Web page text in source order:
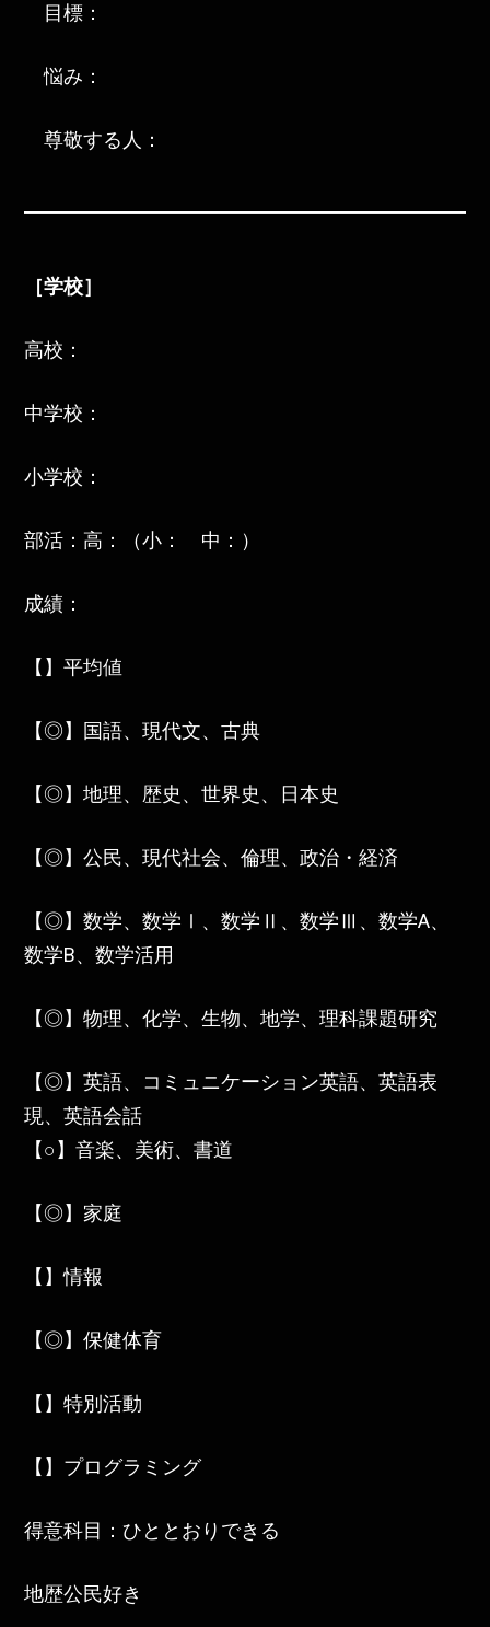
目標：
悩み：
尊敬する人：
［学校］
高校：
中学校：
小学校：
部活：高：（小： 中：）
成績：
【】平均値
【◎】国語、現代文、古典
【◎】地理、歴史、世界史、日本史
【◎】公民、現代社会、倫理、政治・経済
【◎】数学、数学Ⅰ、数学Ⅱ、数学Ⅲ、数学A、
数学B、数学活用
【◎】物理、化学、生物、地学、理科課題研究
【◎】英語、コミュニケーション英語、英語表
現、英語会話
【○】音楽、美術、書道
【◎】家庭
【】情報
【◎】保健体育
【】特別活動
【】プログラミング
得意科目：ひととおりできる
地歴公民好き